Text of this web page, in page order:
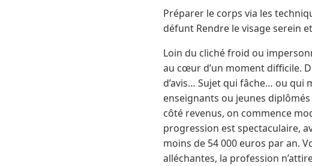
Préparer le corps via les
défunt Rendre le visage serein
Loin du cliché froid ou
au cœur d’un moment difficile.
d’avis… Sujet qui fâche… ou qui
enseignants ou jeunes
côté revenus, on commence
progression est spectaculaire,
moins de 54 000 euros par an.
alléchantes, la profession